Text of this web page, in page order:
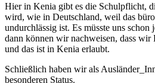
Hier in Kenia gibt es die Schulpflicht,
wird, wie in Deutschland, weil das
undurchlässig ist. Es müsste uns schon
dann können wir nachweisen, dass wir
und das ist in Kenia erlaubt.
Schließlich haben wir als
besonderen Status.